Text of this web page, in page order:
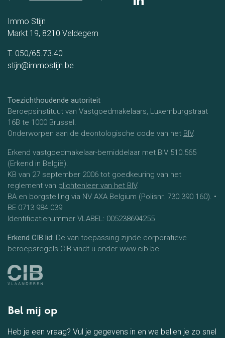
Immo Stijn
Markt 19, 8210 Veldegem
T. 050/65.73.40
stijn@immostijn.be
Toezichthoudende autoriteit
Beroepsinstituut van Vastgoedmakelaars, Luxemburgstraat
16B te 1000 Brussel.
Onderworpen aan de deontologische code van het BIV.
Erkend vastgoedmakelaar-bemiddelaar met BIV 510.565
(Erkend in België).
KB van 27 september 2006 tot goedkeuring van het
reglement van plichtenleer van het BIV.
BA en borgstelling via NV AXA Belgium (Polisnr. 730.390.160). •
BE 0713.984.039
Identificatienummer VLABEL: 005238694255
Erkend CIB lid: De van toepassing zijnde corporatieve
beroepsregels CIB vindt u onder www.cib.be.
Bel mij op
Heb je een vraag? Vul je gegevens in en we bellen je zo snel